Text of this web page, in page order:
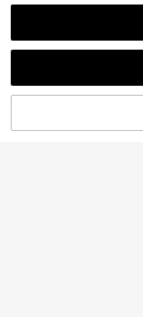
Bohemela
Bohemela Damen Lässig
hen Figurbetont T-Shirt,
CHF22,49